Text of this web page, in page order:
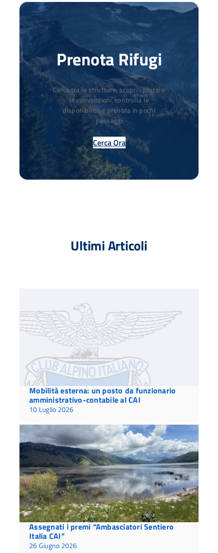
Prenota Rifugi
Cerca tra le strutture, scopri i prezzi e
le convenzioni, controlla le
disponibilità e prenota in pochi
passaggi
Cerca Ora
Ultimi Articoli
Mobilità esterna: un posto da funzionario
amministrativo-contabile al CAI
10 Luglio 2026
Assegnati i premi “Ambasciatori Sentiero
Italia CAI”
26 Giugno 2026